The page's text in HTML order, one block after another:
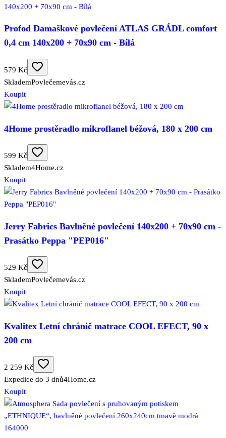
Profod Damaškové povlečení ATLAS GRÁDL comfort
0,4 cm 140x200 + 70x90 cm - Bílá
579 Kč
SklademPovlečemevás.cz
Koupit
4Home prostěradlo mikroflanel béžová, 180 x 200 cm
599 Kč
Skladem4Home.cz
Koupit
Jerry Fabrics Bavlněné povlečení 140x200 + 70x90 cm -
Prasátko Peppa "PEP016"
529 Kč
SklademPovlečemevás.cz
Koupit
Kvalitex Letní chránič matrace COOL EFECT, 90 x
200 cm
2 259 Kč
Expedice do 3 dnů4Home.cz
Koupit